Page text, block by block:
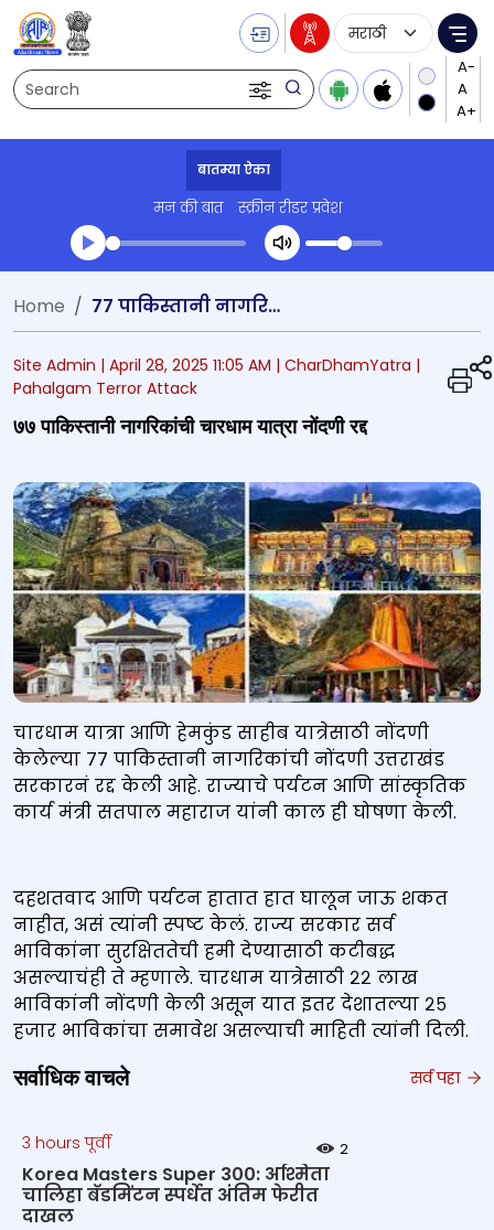
Search
Language
बातम्या ऐका
मन की बात स्क्रीन रीडर प्रवेश
Transcript summary
प्ले ऑडिओ
Home ७७ पाकिस्तानी नागरिकांची चारधाम यात्रा नोंदणी रद्द
Site Admin | April 28, 2025 11:05 AM | CharDhamYatra |
Pahalgam Terror Attack
७७ पाकिस्तानी नागरिकांची चारधाम यात्रा नोंदणी रद्द
चारधाम यात्रा आणि हेमकुंड साहीब यात्रेसाठी नोंदणी
केलेल्या ७७ पाकिस्तानी नागरिकांची नोंदणी उत्तराखंड
सरकारनं रद्द केली आहे. राज्याचे पर्यटन आणि सांस्कृतिक
कार्य मंत्री सतपाल महाराज यांनी काल ही घोषणा केली.
दहशतवाद आणि पर्यटन हातात हात घालून जाऊ शकत
नाहीत, असं त्यांनी स्पष्ट केलं. राज्य सरकार सर्व
भाविकांना सुरक्षिततेची हमी देण्यासाठी कटीबद्ध
असल्याचंही ते म्हणाले. चारधाम यात्रेसाठी २२ लाख
भाविकांनी नोंदणी केली असून यात इतर देशातल्या २५
हजार भाविकांचा समावेश असल्याची माहिती त्यांनी दिली.
सर्वाधिक वाचले सर्व पहा
3 hours पूर्वी 2
Korea Masters Super 300: अश्मिता
चालिहा बॅडमिंटन स्पर्धेत अंतिम फेरीत
दाखल